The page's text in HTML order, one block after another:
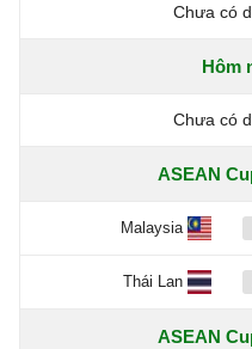
Chưa có
Hôm
Chưa có
ASEAN
Malaysia
Thái Lan
ASEAN